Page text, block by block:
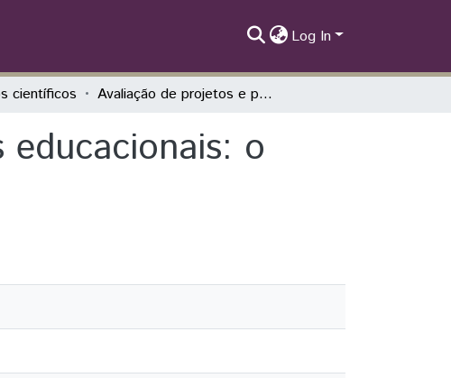
Log In
científicos Avaliação de projetos e políticas públicas educacionais: o caso de Foz do Iguaçu
o